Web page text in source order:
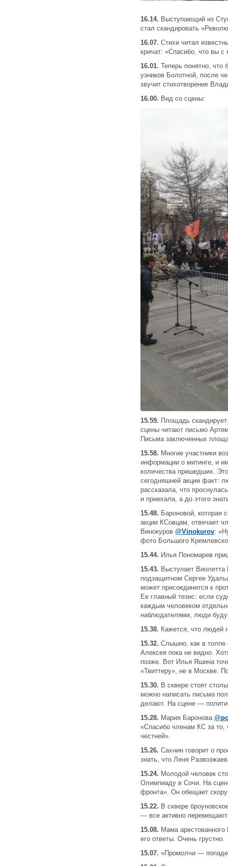
16.14. Выступающий из
стал скандировать
16.07. Стихи читал
кричат: «Спасибо, что вы с
16.01. Теперь понятно,
узников Болотной, после
звучит стихотворение
16.00. Вид со сцены:
15.59. Площадь
сцены читают письмо
Письма заключенных
15.58. Многие участники
информации о митинге, и
количества пришедших.
сегодняшней акции факт:
рассказала, что
и приехала, а до этого
15.48. Бароновой, которая
акции КСовцам, отвечает
@Vinokurov:
фото Большого
15.44. Илья Пономарев
15.43. Выступает
подзащитном Сергее
может присоединится к
Ее главный тезис: если
каждым человеком
наблюдателями, люди
15.38. Кажется, что людей
15.32. Слышно, как в
Алексея пока не видно.
позже. Вот Илья Яшина
«Твиттеру», не в Москве.
15.30. В сквере стоят
можно написать письма
делают. На сцене —
15.28. Мария Баронова
«Спасибо членам КС за то,
честней».
15.26. Сахнин говорит о
знать, что Леня
15.24. Молодой человек
Олимпиаду в Сочи. На
фронта». Он обещает
15.22. В сквере
— все активно
15.08. Мама арестованного
его ответы. Очень грустно.
15.07. «Промолчи —